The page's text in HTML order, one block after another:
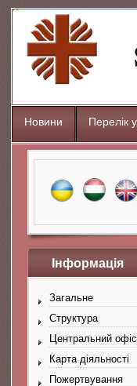
Новини Перелік
Інформація
Загальне
Структура
Центральний офіс
Карта діяльності
Пожертвування